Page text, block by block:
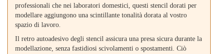
professionali che nei laboratori domestici, questi stencil dorati per
modellare aggiungono una scintillante tonalità dorata al vostro
spazio di lavoro.
Il retro autoadesivo degli stencil assicura una presa sicura durante la
modellazione, senza fastidiosi scivolamenti o spostamenti. Ciò